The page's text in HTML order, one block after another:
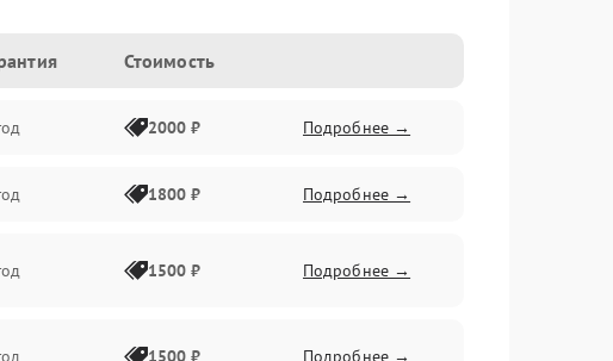
Стоимость
2000 ₽ Подробнее →
1800 ₽ Подробнее →
1500 ₽ Подробнее →
1500 ₽ Подробнее →